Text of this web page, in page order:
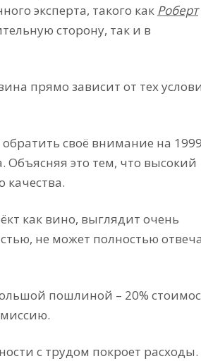
эксперта, такого как Роберт
сторону, так и в
прямо зависит от тех
своё внимание на
Объясняя это тем, что высокий
качества.
как вино, выглядит очень
не может полностью
пошлиной – 20%
с трудом покроет расходы.